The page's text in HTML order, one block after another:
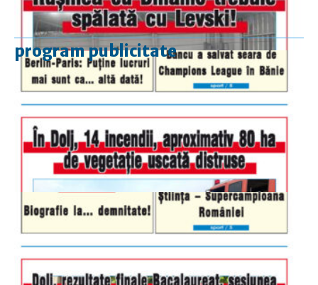
program publicitate
luni-vineri
9.00 - 17.00
duminică
9.00 - 12.00